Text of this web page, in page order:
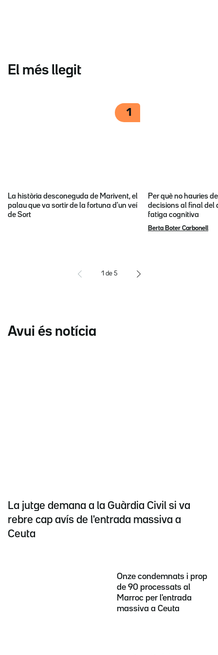
El més llegit
1
La història desconeguda de Marivent, el
palau que va sortir de la fortuna d'un veí
de Sort
Per què no hauries
decisions al final del
fatiga cognitiva
Berta Boter Carbonell
1 de 5
Avui és notícia
La jutge demana a la Guàrdia Civil si va
rebre cap avís de l'entrada massiva a
Ceuta
Onze condemnats i prop
de 90 processats al
Marroc per l'entrada
massiva a Ceuta